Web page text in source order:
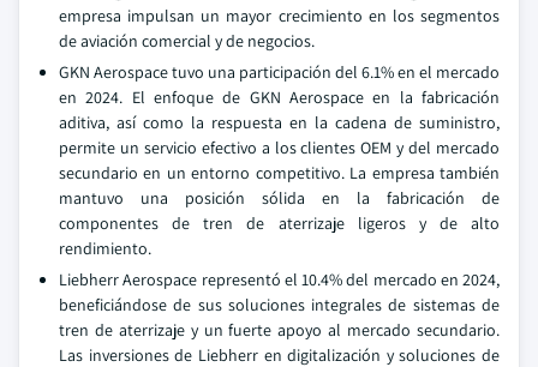
empresa impulsan un mayor crecimiento en los segmentos
de aviación comercial y de negocios.
GKN Aerospace tuvo una participación del 6.1% en el mercado
en 2024. El enfoque de GKN Aerospace en la fabricación
aditiva, así como la respuesta en la cadena de suministro,
permite un servicio efectivo a los clientes OEM y del mercado
secundario en un entorno competitivo. La empresa también
mantuvo una posición sólida en la fabricación de
componentes de tren de aterrizaje ligeros y de alto
rendimiento.
Liebherr Aerospace representó el 10.4% del mercado en 2024,
beneficiándose de sus soluciones integrales de sistemas de
tren de aterrizaje y un fuerte apoyo al mercado secundario.
Las inversiones de Liebherr en digitalización y soluciones de